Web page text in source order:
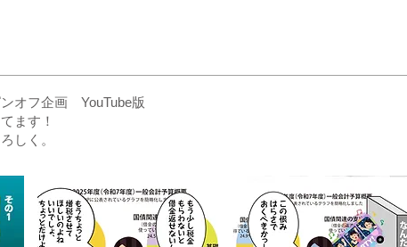
ンオフ企画 YouTube版
ます！
しく。